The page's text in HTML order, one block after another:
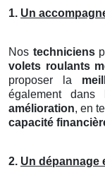
1. Un
Nos techniciens
volets roulants
proposer la
également dans
amélioration, en
capacité
2. Un dépannage